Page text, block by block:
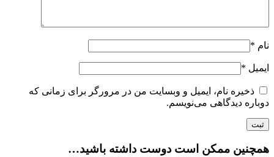
نام *
ایمیل *
ذخیره نام، ایمیل و وبسایت من در مرورگر برای زمانی که
دوباره دیدگاهی می‌نویسم.
همچنین ممکن است دوست داشته باشید…